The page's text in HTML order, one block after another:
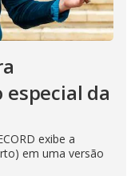
da
exibe a
em uma versão